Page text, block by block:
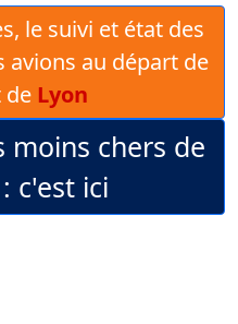
le suivi et état des
avions au départ de
de Lyon
moins chers de
c'est ici